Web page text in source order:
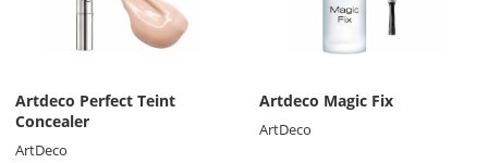
Artdeco Perfect Teint
Concealer
ArtDeco
Artdeco Magic Fix
ArtDeco